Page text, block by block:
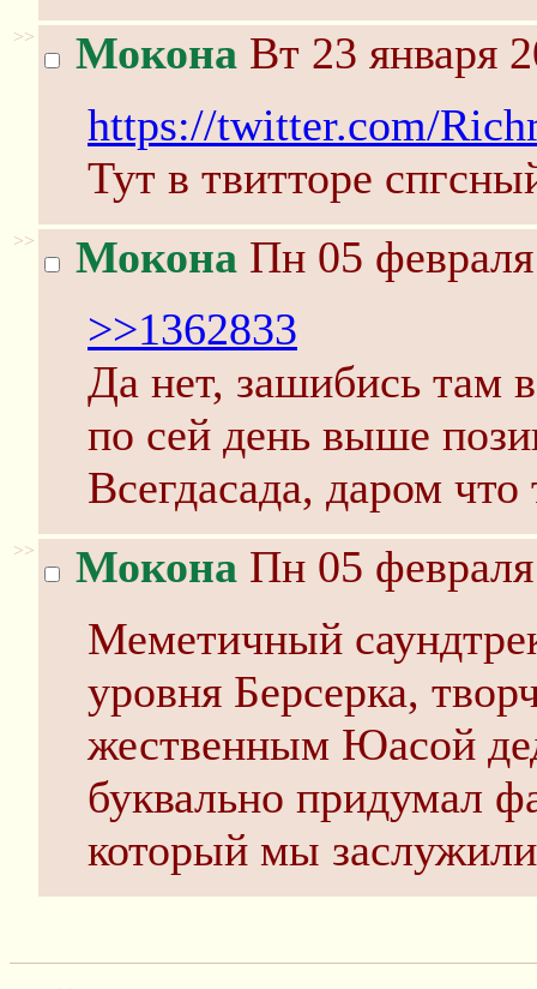
>> Мокона Вт 23 января
https://twitter.com/
Тут в твитторе
>> Мокона Пн 05
>>1362833
Да нет, зашибись там
по сей день выше
Всегдасада, даром
>> Мокона Пн 05
Меметичный
уровня Берсерка,
жественным Юасой
буквально придумал
который мы